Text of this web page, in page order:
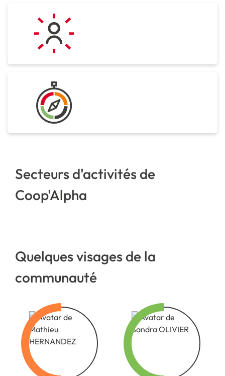
Secteurs d'activités de
Coop'Alpha
Quelques visages de la
communauté